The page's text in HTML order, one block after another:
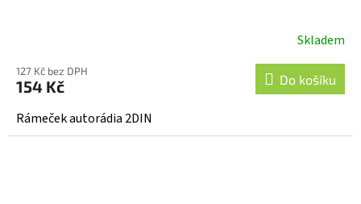
Skladem
127 Kč bez DPH
154 Kč Do košíku
Rámeček autorádia 2DIN